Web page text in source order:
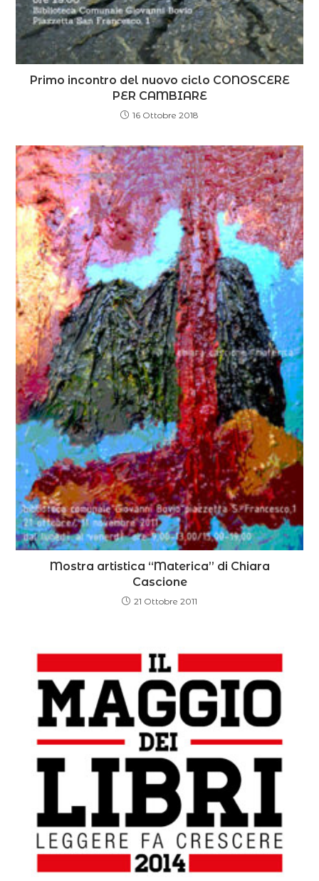
Primo incontro del nuovo ciclo CONOSCERE
PER CAMBIARE
16 Ottobre 2018
Mostra artistica “Materica” di Chiara
Cascione
21 Ottobre 2011